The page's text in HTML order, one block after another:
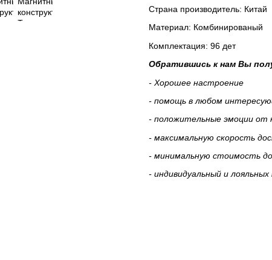
Cтрана производитель: Китай
Материал: Комбинированый
Комплектация: 96 дет
Обратившись к нам Вы
- Хорошее настроение
- помощь в любом
- положительные эмоции от
- максимальную скорость
- минимальную стоимость
- индивидуальный и